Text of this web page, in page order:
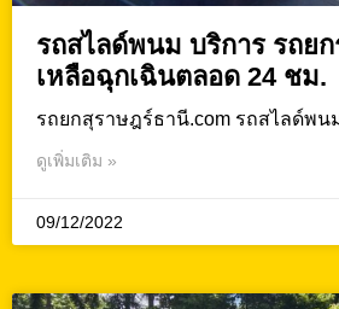
รถสไลด์พนม บริการ รถย
เหลือฉุกเฉินตลอด 24 ชม.
รถยกสุราษฎร์ธานี.com รถสไลด์พน
ดูเพิ่มเติม »
09/12/2022